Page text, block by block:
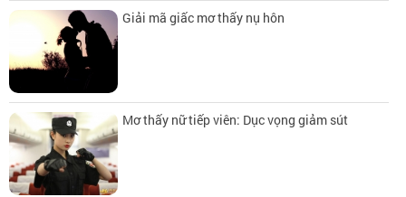
Giải mã giấc mơ thấy nụ hôn
Mơ thấy nữ tiếp viên: Dục vọng giảm sút